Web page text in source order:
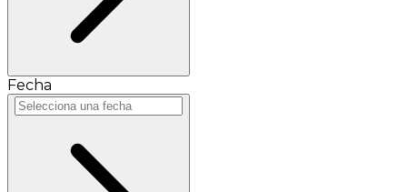
Fecha